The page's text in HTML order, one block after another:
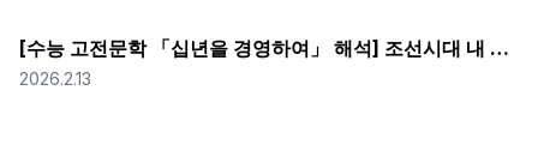
[수능 고전문학 「십년을 경영하여」 해석] 조선시대 내 집 마련 소요시간 : 10년
2026.2.13